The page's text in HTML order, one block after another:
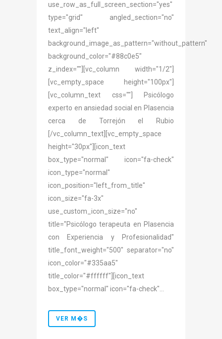
use_row_as_full_screen_section="yes"
type="grid" angled_section="no"
text_align="left"
background_image_as_pattern="without_pattern"
background_color="#88c0e5"
z_index=""][vc_column width="1/2"]
[vc_empty_space height="100px"]
[vc_column_text css=""] Psicólogo
experto en ansiedad social en Plasencia
cerca de Torrejón el Rubio
[/vc_column_text][vc_empty_space
height="30px"][icon_text
box_type="normal" icon="fa-check"
icon_type="normal"
icon_position="left_from_title"
icon_size="fa-3x"
use_custom_icon_size="no"
title="Psicólogo terapeuta en Plasencia
con Experiencia y Profesionalidad"
title_font_weight="500" separator="no"
icon_color="#335aa5"
title_color="#ffffff"][icon_text
box_type="normal" icon="fa-check"...
VER M�S